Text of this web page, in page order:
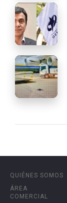
QUIÉNES SOMOS
ÁREA
COMERCIAL